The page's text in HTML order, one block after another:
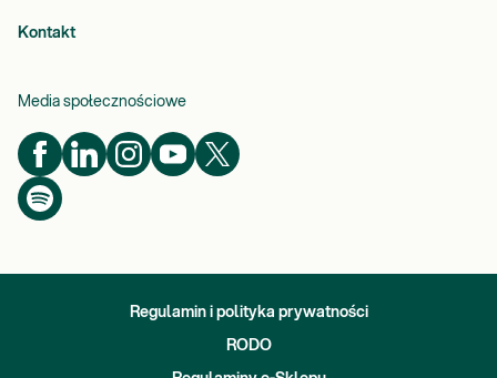
Kontakt
Media społecznościowe
Regulamin i polityka prywatności
RODO